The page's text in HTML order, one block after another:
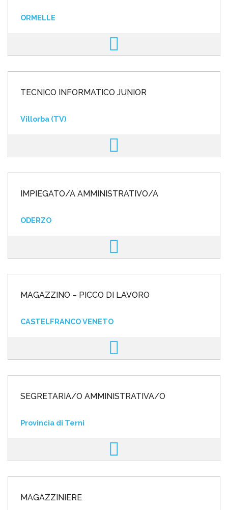
ORMELLE
TECNICO INFORMATICO JUNIOR
Villorba (TV)
IMPIEGATO/A AMMINISTRATIVO/A
ODERZO
MAGAZZINO – PICCO DI LAVORO
CASTELFRANCO VENETO
SEGRETARIA/O AMMINISTRATIVA/O
Provincia di Terni
MAGAZZINIERE